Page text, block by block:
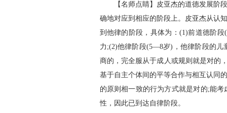
【名师点睛】皮亚杰的道德发展阶段
确地对应到相应的阶段上。皮亚杰从认
到他律的阶段，具体为：(1)前道德阶
力;(2)他律阶段(5—8岁)，他律阶段的儿
商的，完全服从于成人或规则就是对的
基于自主个体间的平等合作与相互认同
的原则相一致的行为方式就是对的;能
性，因此已到达自律阶段。